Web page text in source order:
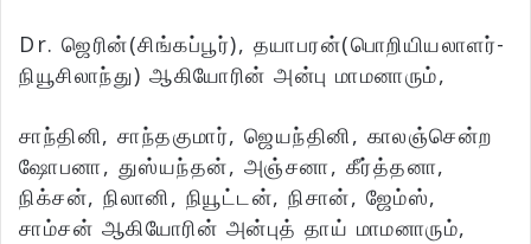
Dr. ஜெரின்(சிங்கப்பூர்), தயாபரன்(பொறியியலாளர்-
நியூசிலாந்து) ஆகியோரின் அன்பு மாமனாரும்,
சாந்தினி, சாந்தகுமார், ஜெயந்தினி, காலஞ்சென்ற
ஷோபனா, துஸ்யந்தன், அஞ்சனா, கீர்த்தனா,
நிக்சன், நிலானி, நியூட்டன், நிசான், ஜேம்ஸ்,
சாம்சன் ஆகியோரின் அன்புத் தாய் மாமனாரும்,